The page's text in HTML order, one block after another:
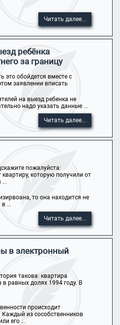
Читать далее...
ребёнка
за границу
это обойдется вместе с
заявлении вписать
на выезд ребенка не
надо указать данные ...
Читать далее...
пожалуйста:
которую получили от
...
то она находится не
в ...
Читать далее...
в электронный
такова: квартира
в равных долях 1994 году. В
происходит
из сособственников
его ...